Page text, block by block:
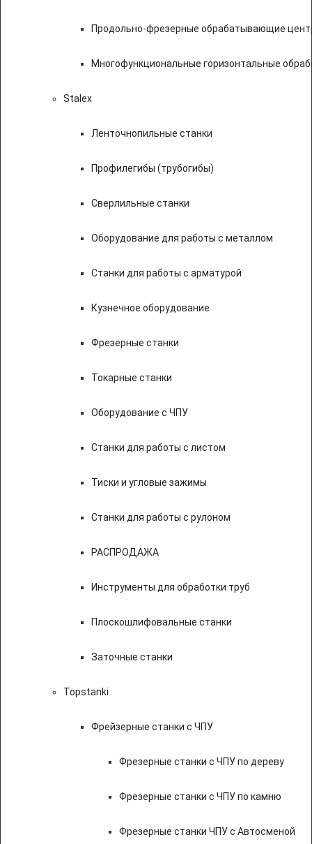
Продольно-фрезерные обрабатывающие
Многофункциональные горизонтальные
Stalex
Ленточнопильные станки
Профилегибы (трубогибы)
Сверлильные станки
Оборудование для работы с металлом
Станки для работы с арматурой
Кузнечное оборудование
Фрезерные станки
Токарные станки
Оборудование с ЧПУ
Станки для работы с листом
Тиски и угловые зажимы
Станки для работы с рулоном
РАСПРОДАЖА
Инструменты для обработки труб
Плоскошлифовальные станки
Заточные станки
Topstanki
Фрейзерные станки с ЧПУ
Фрезерные станки с ЧПУ по дереву
Фрезерные станки с ЧПУ по камню
Фрезерные станки ЧПУ с Автосменой